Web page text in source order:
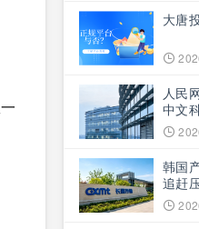
大唐
人民
中文
权争
韩国
追赶
体，
流失